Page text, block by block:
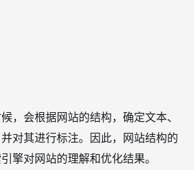
，会根据网站的结构，确定文本、
对其进行标注。因此，网站结构的
擎对网站的理解和优化结果。